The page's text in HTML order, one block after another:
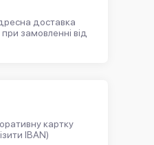
доставка
замовленні від
картку
IBAN)